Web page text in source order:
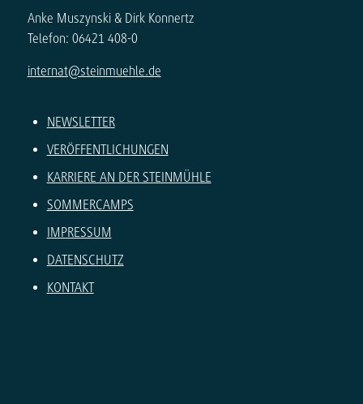
Anke Muszynski & Dirk Konnertz
Telefon: 06421 408-0
internat@steinmuehle.de
NEWSLETTER
VERÖFFENTLICHUNGEN
KARRIERE AN DER STEINMÜHLE
SOMMERCAMPS
IMPRESSUM
DATENSCHUTZ
KONTAKT